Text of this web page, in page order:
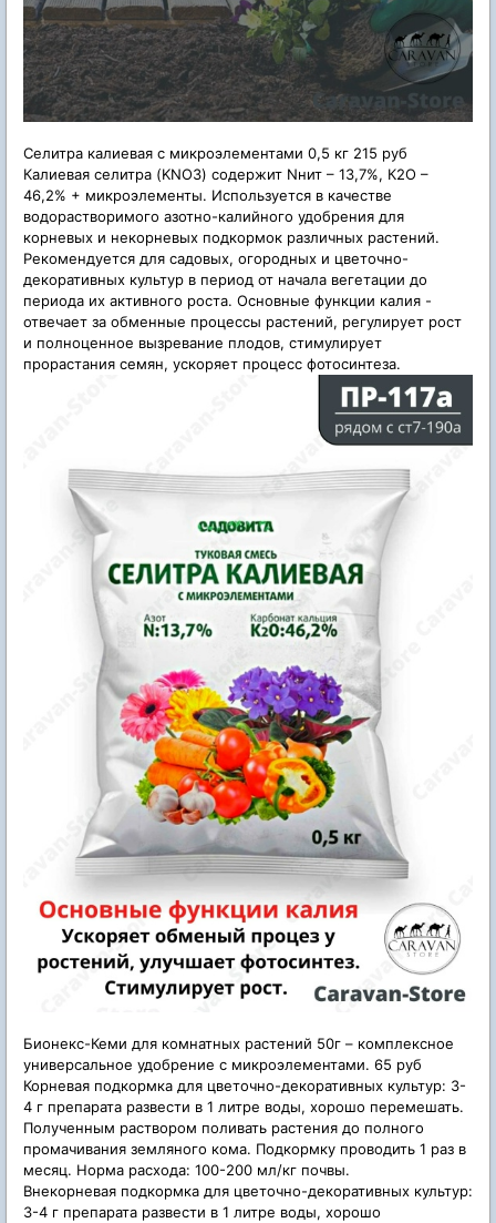
Селитра калиевая с микроэлементами 0,5 кг 215 руб
Калиевая селитра (KNO3) содержит Nнит – 13,7%, К2O –
46,2% + микроэлементы. Используется в качестве
водорастворимого азотно-калийного удобрения для
корневых и некорневых подкормок различных растений.
Рекомендуется для садовых, огородных и цветочно-
декоративных культур в период от начала вегетации до
периода их активного роста. Основные функции калия -
отвечает за обменные процессы растений, регулирует рост
и полноценное вызревание плодов, стимулирует
прорастания семян, ускоряет процесс фотосинтеза.
Бионекс-Кеми для комнатных растений 50г – комплексное
универсальное удобрение с микроэлементами. 65 руб
Корневая подкормка для цветочно-декоративных культур: 3-
4 г препарата развести в 1 литре воды, хорошо перемешать.
Полученным раствором поливать растения до полного
промачивания земляного кома. Подкормку проводить 1 раз в
месяц. Норма расхода: 100-200 мл/кг почвы.
Внекорневая подкормка для цветочно-декоративных культур:
3-4 г препарата развести в 1 литре воды, хорошо